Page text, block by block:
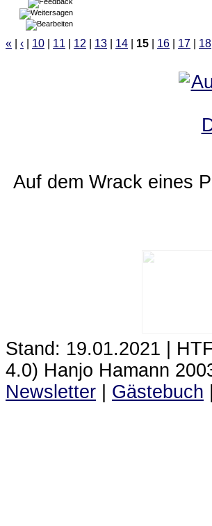
« ‹ 10 11 12 13 14 15 16 17 18
Auf dem Wrack eines
Stand: 19.01.2021 |
4.0) Hanjo Hamann
Newsletter
Gästebuch